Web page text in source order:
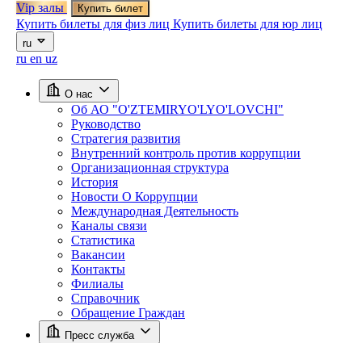
Vip залы Купить билет
Купить билеты для физ лиц Купить билеты для юр лиц
ru
ru en uz
О нас
Об АО "O'ZTEMIRYO'LYO'LOVCHI"
Руководство
Стратегия развития
Внутренний контроль против коррупции
Организационная структура
История
Новости О Коррупции
Международная Деятельность
Каналы связи
Статистика
Вакансии
Контакты
Филиалы
Справочник
Обращение Граждан
Пресс служба